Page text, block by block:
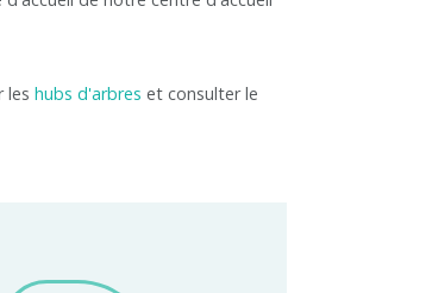
leshubs d'arbres et consulter le